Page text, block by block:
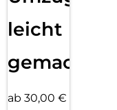
leicht
gemacht!
ab 30,00 €